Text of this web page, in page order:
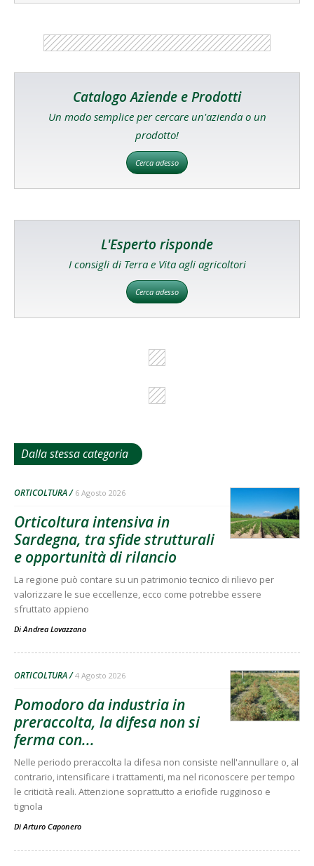
Catalogo Aziende e Prodotti
Un modo semplice per cercare un'azienda o un
prodotto!
Cerca adesso
L'Esperto risponde
I consigli di Terra e Vita agli agricoltori
Cerca adesso
Dalla stessa categoria
ORTICOLTURA 6 Agosto 2026
Orticoltura intensiva in
Sardegna, tra sfide strutturali
e opportunità di rilancio
La regione può contare su un patrimonio tecnico di rilievo per
valorizzare le sue eccellenze, ecco come potrebbe essere
sfruttato appieno
DiAndrea Lovazzano
ORTICOLTURA 4 Agosto 2026
Pomodoro da industria in
preraccolta, la difesa non si
ferma con...
Nelle periodo preraccolta la difesa non consiste nell'annullare o, al
contrario, intensificare i trattamenti, ma nel riconoscere per tempo
le criticità reali. Attenzione soprattutto a eriofide rugginoso e
tignola
DiArturo Caponero